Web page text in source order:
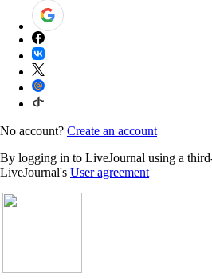
No account? Create an account
By logging in to LiveJournal using a
LiveJournal's User agreement